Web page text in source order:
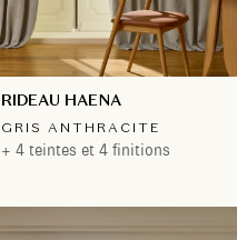
RIDEAU HAENA
GRIS ANTHRACITE
+ 4 teintes et 4 finitions